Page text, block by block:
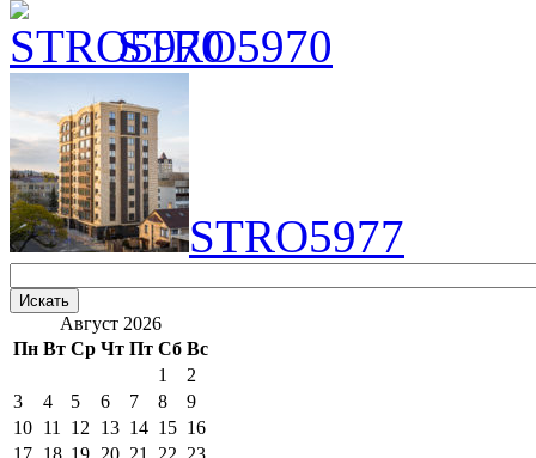
STRO5970
STRO5977
Август 2026
Пн Вт Ср Чт Пт Сб Вс
1
2
3
4 5 6 7 8
9
10 11 12 13 14 15 16
17 18 19 20 21 22 23